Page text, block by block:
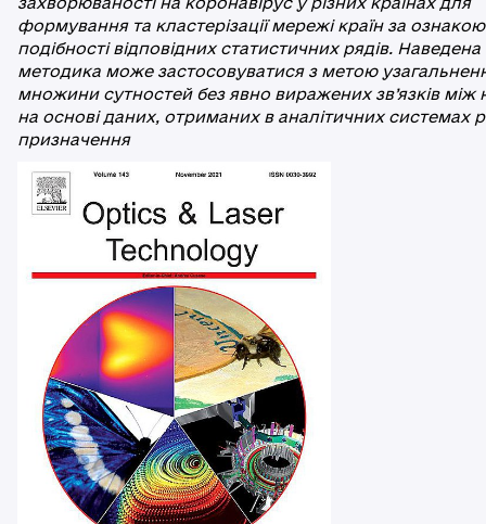
формування та кластерізації мережі країн за ознакою
подібності відповідних статистичних рядів. Наведена
методика може застосовуватися з метою
множини сутностей без явно виражених зв’язків між
на основі даних, отриманих в аналітичних системах
призначення